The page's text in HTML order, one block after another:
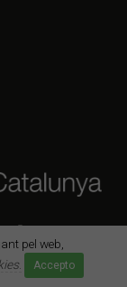
pel web,
. Accepto